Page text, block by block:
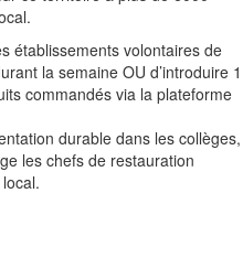
établissements volontaires de
la semaine OU d’introduire 1
commandés via la plateforme
durable dans les collèges,
les chefs de restauration